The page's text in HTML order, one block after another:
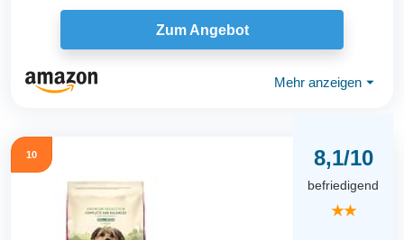
Zum Angebot
Mehr anzeigen ⏷
10 8,1/10
befriedigend
★★